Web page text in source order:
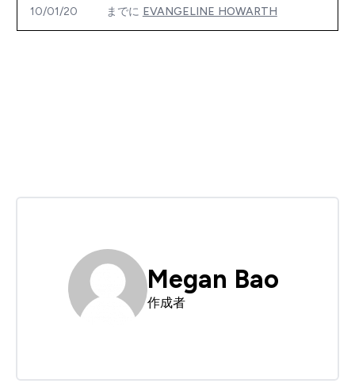
10/01/20 までに EVANGELINE HOWARTH
Megan Bao
作成者